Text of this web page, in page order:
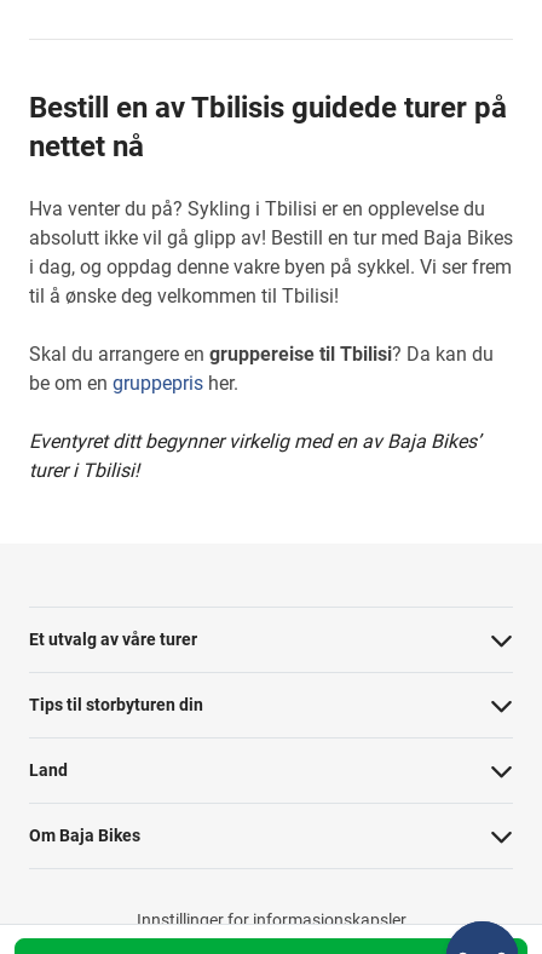
Bestill en av Tbilisis guidede turer på
nettet nå
Hva venter du på? Sykling i Tbilisi er en opplevelse du
absolutt ikke vil gå glipp av! Bestill en tur med Baja Bikes
i dag, og oppdag denne vakre byen på sykkel. Vi ser frem
til å ønske deg velkommen til Tbilisi!
Skal du arrangere en gruppereise til Tbilisi? Da kan du
be om en gruppepris her.
Eventyret ditt begynner virkelig med en av Baja Bikes’
turer i Tbilisi!
Et utvalg av våre turer
Tips til storbyturen din
Land
Om Baja Bikes
Innstillinger for informasjonskapsler